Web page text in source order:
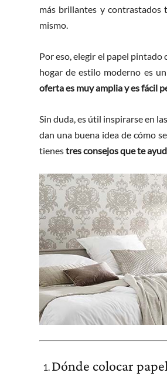
más brillantes y contrastados
mismo.
Por eso, elegir el papel
hogar de estilo moderno es
oferta es muy amplia y es fácil
Sin duda, es útil inspirarse en
dan una buena idea de cómo
tienestres consejos que te
Dónde colocar